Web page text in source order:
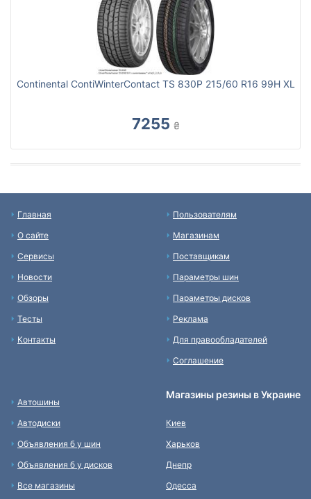
Continental ContiWinterContact TS 830P 215/60 R16 99H XL
7255 ₴
Главная
О сайте
Сервисы
Новости
Обзоры
Тесты
Контакты
Пользователям
Магазинам
Поставщикам
Параметры шин
Параметры дисков
Реклама
Для правообладателей
Соглашение
Автошины
Автодиски
Объявления б у шин
Объявления б у дисков
Все магазины
Магазины резины в Украине
Киев
Харьков
Днепр
Одесса